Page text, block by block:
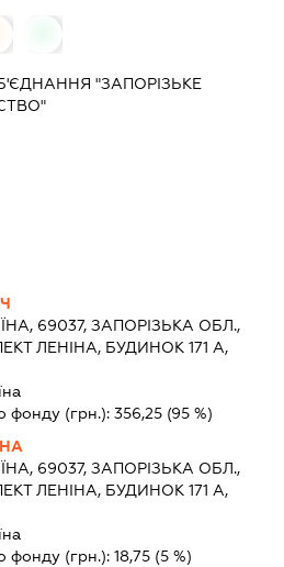
"ЗАПОРІЗЬКЕ
69037, ЗАПОРІЗЬКА ОБЛ.,
ЛЕНІНА, БУДИНОК 171 А,
фонду (грн.):356,25 (95 %)
69037, ЗАПОРІЗЬКА ОБЛ.,
ЛЕНІНА, БУДИНОК 171 А,
фонду (грн.):18,75 (5 %)